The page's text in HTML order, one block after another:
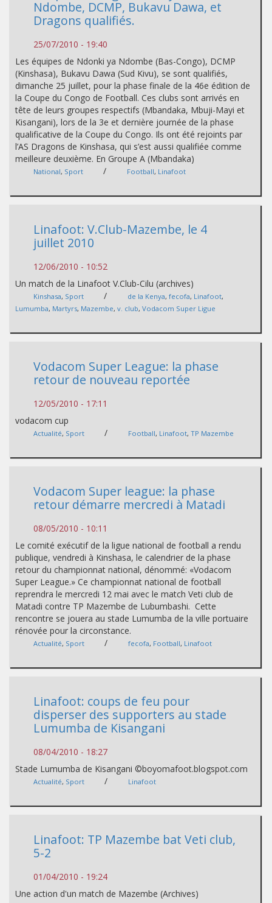
Ndombe, DCMP, Bukavu Dawa, et
Dragons qualifiés.
25/07/2010 - 19:40
Les équipes de Ndonki ya Ndombe (Bas-Congo), DCMP
(Kinshasa), Bukavu Dawa (Sud Kivu), se sont qualifiés,
dimanche 25 juillet, pour la phase finale de la 46e édition de
la Coupe du Congo de Football. Ces clubs sont arrivés en
tête de leurs groupes respectifs (Mbandaka, Mbuji-Mayi et
Kisangani), lors de la 3e et dernière journée de la phase
qualificative de la Coupe du Congo. Ils ont été rejoints par
l’AS Dragons de Kinshasa, qui s’est aussi qualifiée comme
meilleure deuxième. En Groupe A (Mbandaka)
National, Sport / Football, Linafoot
Linafoot: V.Club-Mazembe, le 4
juillet 2010
12/06/2010 - 10:52
Un match de la Linafoot V.Club-Cilu (archives)
Kinshasa, Sport / de la Kenya, fecofa, Linafoot,
Lumumba, Martyrs, Mazembe, v. club, Vodacom Super Ligue
Vodacom Super League: la phase
retour de nouveau reportée
12/05/2010 - 17:11
vodacom cup
Actualité, Sport / Football, Linafoot, TP Mazembe
Vodacom Super league: la phase
retour démarre mercredi à Matadi
08/05/2010 - 10:11
Le comité exécutif de la ligue national de football a rendu
publique, vendredi à Kinshasa, le calendrier de la phase
retour du championnat national, dénommé: «Vodacom
Super League.» Ce championnat national de football
reprendra le mercredi 12 mai avec le match Veti club de
Matadi contre TP Mazembe de Lubumbashi. Cette
rencontre se jouera au stade Lumumba de la ville portuaire
rénovée pour la circonstance.
Actualité, Sport / fecofa, Football, Linafoot
Linafoot: coups de feu pour
disperser des supporters au stade
Lumumba de Kisangani
08/04/2010 - 18:27
Stade Lumumba de Kisangani ©boyomafoot.blogspot.com
Actualité, Sport / Linafoot
Linafoot: TP Mazembe bat Veti club,
5-2
01/04/2010 - 19:24
Une action d'un match de Mazembe (Archives)